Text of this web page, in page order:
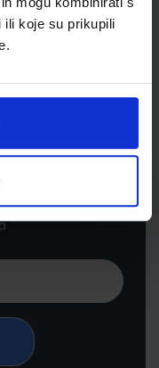
ili koje su prikupili
o novim
i drugim